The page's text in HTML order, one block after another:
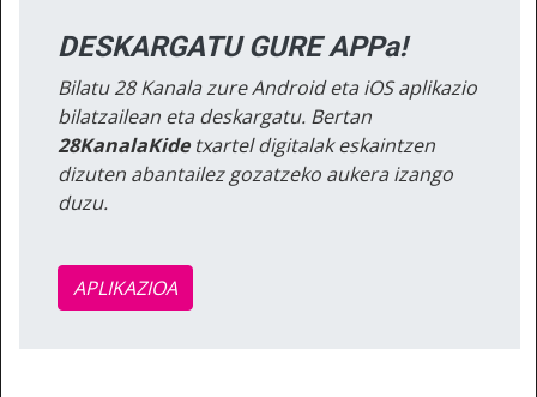
DESKARGATU GURE APPa!
Bilatu 28 Kanala zure Android eta iOS aplikazio
bilatzailean eta deskargatu. Bertan
28KanalaKidetxartel digitalak eskaintzen
dizuten abantailez gozatzeko aukera izango
duzu.
APLIKAZIOA